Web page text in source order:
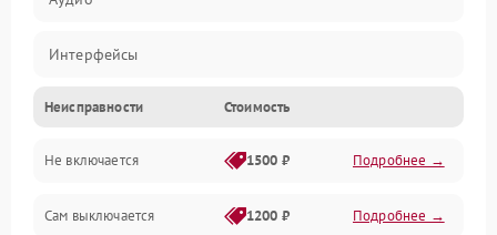
Интерфейсы
Управление
Неисправности Стоимость
Не включается 1500 ₽ Подробнее →
Сам выключается 1200 ₽ Подробнее →